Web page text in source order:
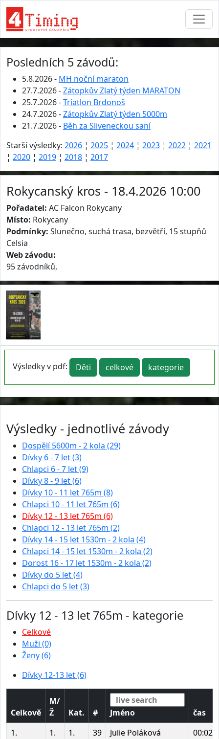
Posledních 5 závodů:
5.8.2026 - MH noční maraton
27.7.2026 -Zátopkův Zlatý týden MARATON
25.7.2026 -Triatlon Brdonoš
24.7.2026 -Zátopkův Zlatý týden 5000m
21.7.2026 - Běh za Sliveneckou saní
Starší výsledky: 2026 ¦ 2025 ¦ 2024 ¦ 2023 ¦ 2022 ¦ 2021
¦ 2020 ¦ 2019 ¦ 2018 ¦ 2017
Rokycanský kros - 18.4.2026 10:00
Pořadatel: AC Falcon Rokycany
Místo: Rokycany
Podmínky: Slunečno, suchá trasa, bezvětří, 15 stupňů
Celsia
Web závodu:
95 závodníků,
Výsledky v pdf: Děti celkové kategorie
Výsledky - jednotlivé závody
Dospělí 5600m - 2 kola (29)
Dívky 6 - 7 let (3)
Chlapci 6 - 7 let (9)
Dívky 8 - 9 let (6)
Dívky 10 - 11 let 765m (8)
Chlapci 10 - 11 let 765m (6)
Dívky 12 - 13 let 765m (6)
Chlapci 12 - 13 let 765m (2)
Dívky 14 - 15 let 1530m - 2 kola (4)
Chlapci 14 - 15 let 1530m - 2 kola (2)
Dorost 16 - 17 let 1530m - 2 kola (2)
Dívky do 5 let (4)
Chlapci do 5 let (3)
Dívky 12 - 13 let 765m - kategorie
Celkové
Muži (0)
Ženy (6)
Dívky 12-13 let (6)
Celkově
M/
Ž
Kat. # Jméno
čas
1.
1. 1. 39 Julie Poláková